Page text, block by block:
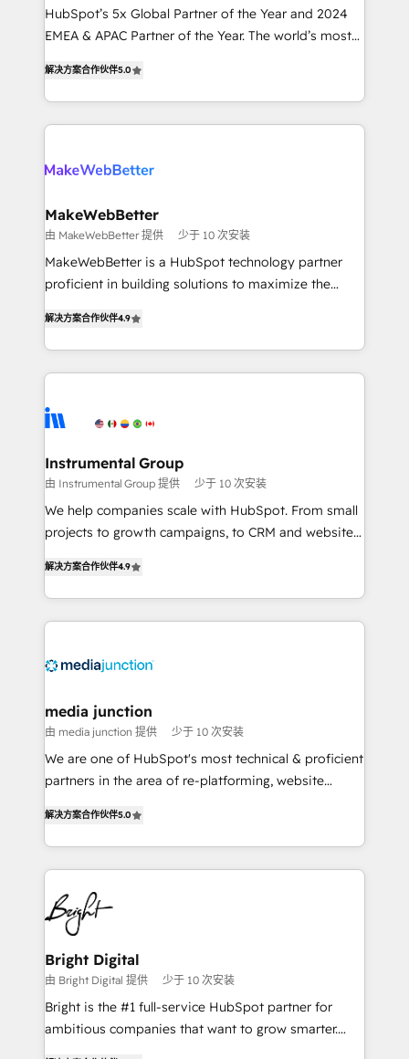
and workflow automation ✔️ User adoption
programs, training, and enablement Through project-
partnerships, we guide organizations through the
revenue maturity model - delivering the right
improvements at the right time so operations
grows.
HubSpot’s 5x Global Partner of the Year and 2024
EMEA & APAC Partner of the Year. The world’s most
Partner. 🚀 With 2,750+ HubSpot projects delivered
and 370+ specialists across EMEA, APAC and NAM,
we de-risk complex CRM programmes and
multi-region migrations to AI-powered automation,
scale. 🏆 HubSpot’s CEO called us “the partner of the
future.” Others agree it is proof of trust built through
measurable impact.
解决方案合作伙伴5.0
MakeWebBetter
由 MakeWebBetter 提供 少于 10 次安装
MakeWebBetter is a HubSpot technology partner
proficient in building solutions to maximize the
growing tech-enabler & facilitator, MakeWebBetter,
hands you the blend of HubSpot expertise &
eminent solutions & integrations. Trust us to
Elite Partners with 10+ years of HubSpot experience
Premier Partner 2023 🌟5 HubSpot Accreditations 🌟
Won HubSpot Theme Challenge 2021 🌟INBOUND’19
HubSpot Rising Star Why us? Harnessing the full
potential of the powerful HubSpot CRM. ✔️A team of
HubSpot experience ✔️Flexible pricing models —
Hourly-fee (assigned one Dedicated HubSpot
requirement). ✔️Helped over 25,000+ customers so
解决方案合作伙伴4.9
Instrumental Group
由 Instrumental Group 提供 少于 10 次安装
We help companies scale with HubSpot. From small
projects to growth campaigns, to CRM and websites.
HubSpot and willing to work hand-in-hand with your
team to simplify the complex and build a better
experience for your team and customers.
解决方案合作伙伴4.9
media junction
由 media junction 提供 少于 10 次安装
We are one of HubSpot's most technical & proficient
partners in the area of re-platforming, website
implementations for mid-market & enterprise
companies. We are woman-owned, powered by
coffee, and we ❤️ dogs. We produce award-winning
work for our clients. 🏆2023 Technical Expertise
Impact Award 🏆2022 Technical Expertise Impact
Award 🏆2022 Platform Migration Excellence Impact
Award 🏆2020 Elite Solutions Partner 🏆2019
Integrations HubSpot Impact Award 🏆2019
Marketing Enablement HubSpot Impact Award 🏆
2018 Website Design HubSpot Impact Award 🏆2017
解决方案合作伙伴5.0
Bright Digital
由 Bright Digital 提供 少于 10 次安装
Bright is the #1 full-service HubSpot partner for
ambitious companies that want to grow smarter.